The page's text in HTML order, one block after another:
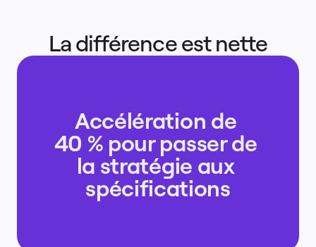
La différence est nette
Accélération de
40 % pour passer de
la stratégie aux
spécifications